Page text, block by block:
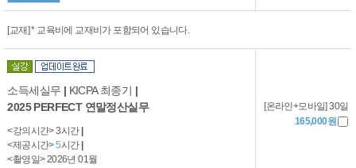
[교재] * 교육비에 교재비가 포함되어 있습니다.
소득세실무 | KICPA 최종기 |
2025 PERFECT 연말정산실무
<강의시간> 3시간
<제공시간>5시간
<촬영일> 2026년 01월
[온라인+모바일] 30일
165,000원